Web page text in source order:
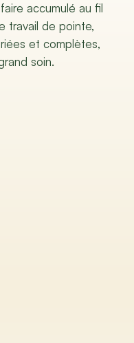
accumulé au fil
travail de pointe,
et complètes,
soin.